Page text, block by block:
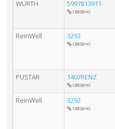
WURTH
5997813911
связано
ReinWell
3292
связано
PUSTAR
1407RENZ
связано
ReinWell
3292
связано